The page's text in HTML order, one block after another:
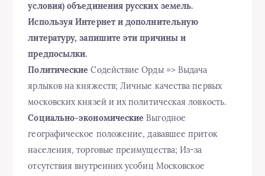
условия) объединения русских земель.
Используя Интернет и дополнительную
литературу, запишите эти причины и
предпосылки.
Политические Содействие Орды => Выдача
ярлыков на княжеств; Личные качества первых
московских князей и их политическая ловкость.
Социально-экономические Выгодное
географическое положение, дававшее приток
населения, торговые преимущества; Из-за
отсутствия внутренних усобиц Московское